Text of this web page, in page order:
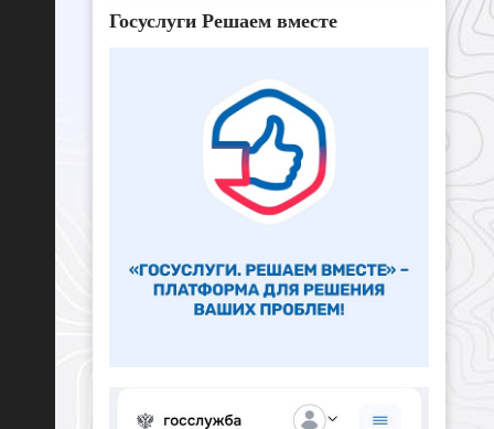
Госуслуги Решаем вместе